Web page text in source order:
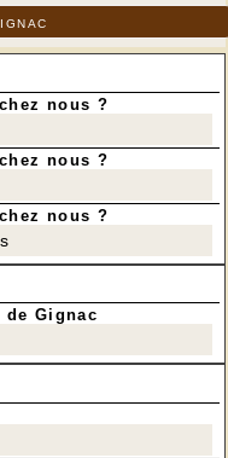
- Grégory
- Denis
nous ?
nous ?
nous ?
Gignac